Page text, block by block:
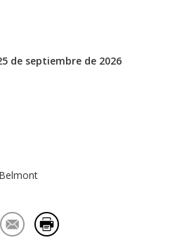
de septiembre de 2026